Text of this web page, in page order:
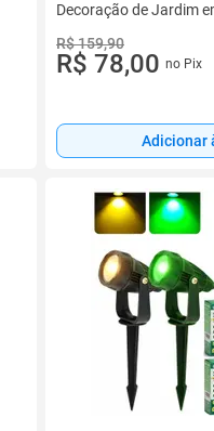
Decoração de Jardim
R$ 159,90
R$ 78,00 no Pix
Adicionar